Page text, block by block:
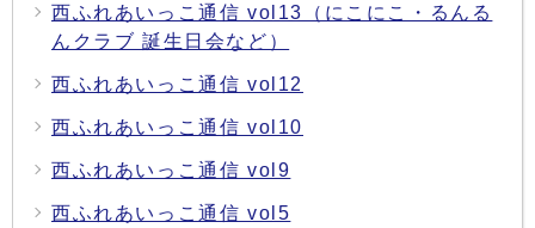
西ふれあいっこ通信 vol13（にこにこ・るんる
んクラブ 誕生日会など）
西ふれあいっこ通信 vol12
西ふれあいっこ通信 vol10
西ふれあいっこ通信 vol9
西ふれあいっこ通信 vol5